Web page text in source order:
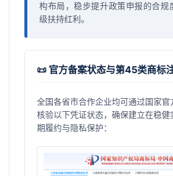
构布局，稳步提升政策申报的合规
级扶持红利。
📜 官方备案状态与第45类商标
全国各省市合作企业均可通过国家官
核验以下凭证状态，确保建立在稳健
期履约与隐私保护：